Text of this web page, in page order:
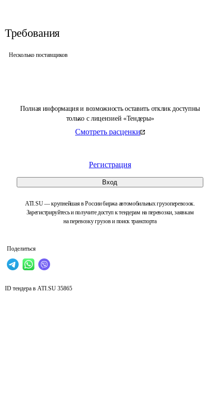
Полная информация и возможность оставить отклик доступны
только с лицензией «Тендеры»
Смотреть расценки
Регистрация
Вход
ATI.SU — крупнейшая в России биржа автомобильных грузоперевозок.
Зарегистрируйтесь и получите доступ к тендерам на перевозки, заявкам
на перевозку грузов и поиск транспорта
Поделиться
Требования
Несколько поставщиков
ID тендера в ATI.SU 35865